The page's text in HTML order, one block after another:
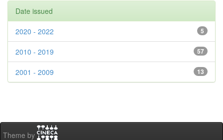
Date issued
5
2020 - 2022
57
2010 - 2019
13
2001 - 2009
Theme by